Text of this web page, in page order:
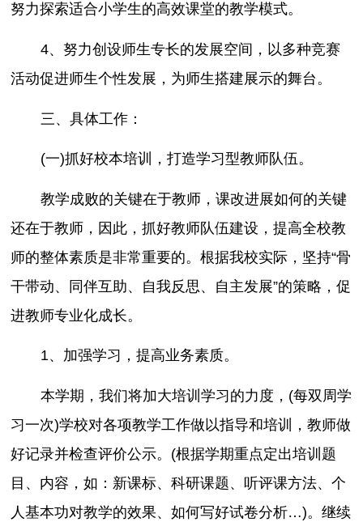
努力探索适合小学生的高效课堂的教学模式。
4、努力创设师生专长的发展空间，以多种竞赛
活动促进师生个性发展，为师生搭建展示的舞台。
三、具体工作：
(一)抓好校本培训，打造学习型教师队伍。
教学成败的关键在于教师，课改进展如何的关键
还在于教师，因此，抓好教师队伍建设，提高全校教
师的整体素质是非常重要的。根据我校实际，坚持“骨
干带动、同伴互助、自我反思、自主发展”的策略，促
进教师专业化成长。
1、加强学习，提高业务素质。
本学期，我们将加大培训学习的力度，(每双周学
习一次)学校对各项教学工作做以指导和培训，教师做
好记录并检查评价公示。(根据学期重点定出培训题
目、内容，如：新课标、科研课题、听评课方法、个
人基本功对教学的效果、如何写好试卷分析…)。继续